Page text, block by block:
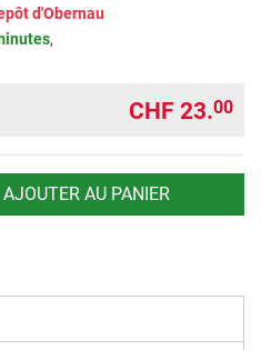
d'Obernau
,
CHF 23.00
AJOUTER AU PANIER